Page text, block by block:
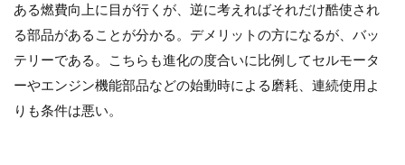
消耗
品は
安さ
だけ
では
な
く、
ある燃費向上に目が行くが、逆に考えればそれだけ酷使され
る部品があることが分かる。デメリットの方になるが、バッ
テリーである。こちらも進化の度合いに比例してセルモータ
ーやエンジン機能部品などの始動時による磨耗、連続使用よ
りも条件は悪い。